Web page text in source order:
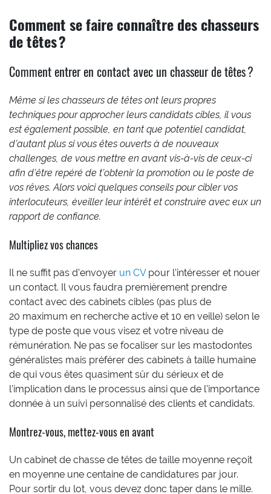
Comment se faire connaître des chasseurs
de têtes ?
Comment entrer en contact avec un chasseur de têtes ?
Même si les chasseurs de têtes ont leurs propres
techniques pour approcher leurs candidats cibles, il vous
est également possible, en tant que potentiel candidat,
d’autant plus si vous êtes ouverts à de nouveaux
challenges, de vous mettre en avant vis-à-vis de ceux-ci
afin d’être repéré de t’obtenir la promotion ou le poste de
vos rêves. Alors voici quelques conseils pour cibler vos
interlocuteurs, éveiller leur intérêt et construire avec eux un
rapport de confiance.
Multipliez vos chances
Il ne suffit pas d’envoyer un CVpour l’intéresser et nouer
un contact. Il vous faudra premièrement prendre
contact avec des cabinets cibles (pas plus de
20 maximum en recherche active et 10 en veille) selon le
type de poste que vous visez et votre niveau de
rémunération. Ne pas se focaliser sur les mastodontes
généralistes mais préférer des cabinets à taille humaine
de qui vous êtes quasiment sûr du sérieux et de
l’implication dans le processus ainsi que de l’importance
donnée à un suivi personnalisé des clients et candidats.
Montrez-vous, mettez-vous en avant
Un cabinet de chasse de têtes de taille moyenne reçoit
en moyenne une centaine de candidatures par jour.
Pour sortir du lot, vous devez donc taper dans le mille.